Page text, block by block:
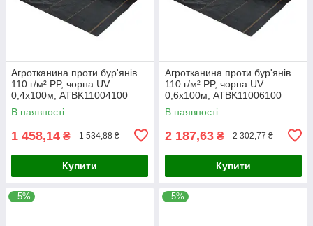
Агротканина проти бур'янів
110 г/м² PP, чорна UV
0,4х100м, ATBK11004100
В наявності
1 458,14 ₴ 1 534,88 ₴
Купити
Агротканина проти бур'янів
110 г/м² PP, чорна UV
0,6х100м, ATBK11006100
В наявності
2 187,63 ₴ 2 302,77 ₴
Купити
–5% –5%